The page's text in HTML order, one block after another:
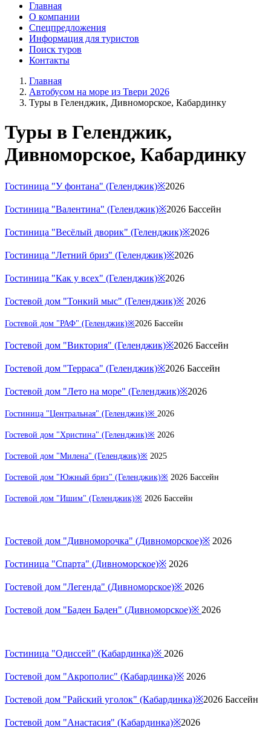
Главная
О компании
Спецпредложения
Информация для туристов
Поиск туров
Контакты
Главная
Автобусом на море из Твери 2026
Туры в Геленджик, Дивноморское, Кабардинку
Туры в Геленджик,
Дивноморское, Кабардинку
Гостиница "У фонтана" (Геленджик)※2026
Гостиница "Валентина" (Геленджик)※2026 Бассейн
Гостиница "Весёлый дворик" (Геленджик)※2026
Гостиница "Летний бриз" (Геленджик)※2026
Гостиница "Как у всех" (Геленджик)※2026
Гостевой дом "Тонкий мыс" (Геленджик)※ 2026
Гостевой дом "РАФ" (Геленджик)※2026 Бассейн
Гостевой дом "Виктория" (Геленджик)※2026 Бассейн
Гостевой дом "Терраса" (Геленджик)※2026 Бассейн
Гостевой дом "Лето на море" (Геленджик)※2026
Гостиница "Центральная" (Геленджик)※ 2026
Гостевой дом "Христина" (Геленджик)※ 2026
Гостевой дом "Милена" (Геленджик)※ 2025
Гостевой дом "Южный бриз" (Геленджик)※ 2026 Бассейн
Гостевой дом "Ишим" (Геленджик)※ 2026 Бассейн
Гостевой дом "Дивноморочка" (Дивноморское)※ 2026
Гостиница "Спарта" (Дивноморское)※ 2026
Гостевой дом "Легенда" (Дивноморское)※ 2026
Гостевой дом "Баден Баден" (Дивноморское)※ 2026
Гостиница "Одиссей" (Кабардинка)※ 2026
Гостевой дом "Акрополис" (Кабардинка)※ 2026
Гостевой дом "Райский уголок" (Кабардинка)※2026 Бассейн
Гостевой дом "Анастасия" (Кабардинка)※2026